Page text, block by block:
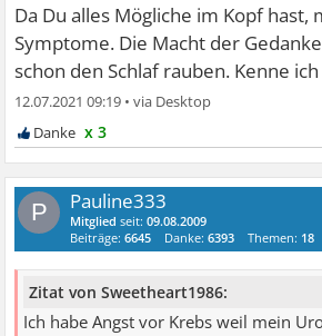
Da Du alles Mögliche im Kopf hast,
Symptome. Die Macht der
schon den Schlaf rauben. Kenne
12.07.2021 09:19 •
x 3
P Pauline333
Mitglied seit:09.08.2009
Beiträge:6645 Danke:6393 Themen: 18
Zitat von Sweetheart1986:
Ich habe Angst vor Krebs weil mein